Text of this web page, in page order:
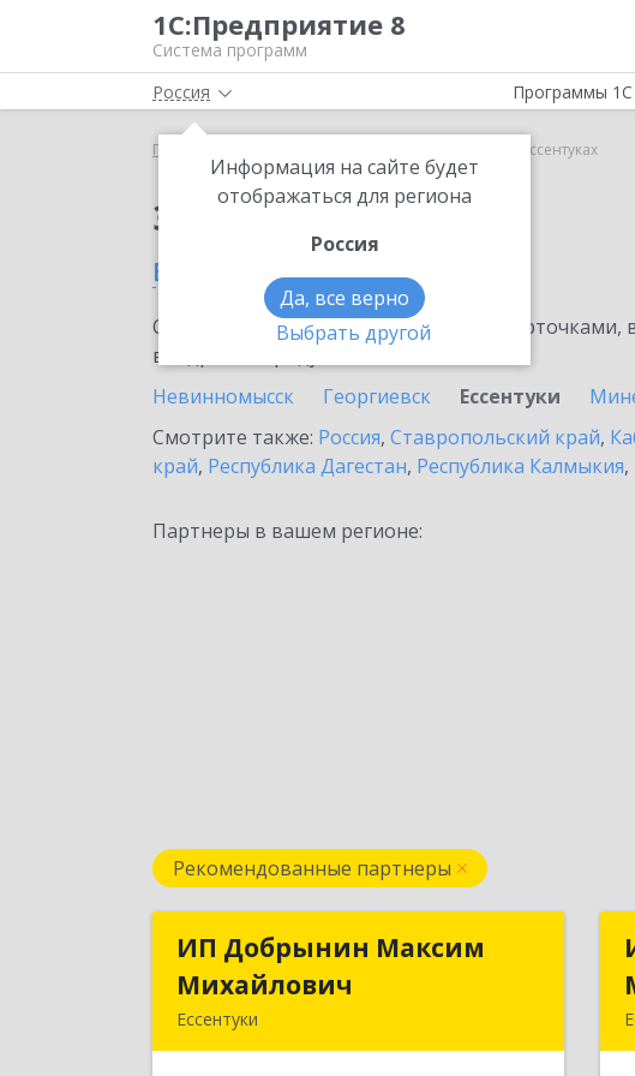
1С:Предприятие 8
Система программ
Россия
Информация на сайте будет
отображаться для региона
Россия
Да, все верно
Выбрать другой
Программы 1С
Главная 1С:МДЛП в Ессентуках
Заказать 1С:МДЛП
в Ессентуках
Ознакомьтесь с информационными карточками,
внедрение продукта.
Невинномысск
Георгиевск Ессентуки
Смотрите также: Россия, Ставропольский край,
край, Республика Дагестан, Республика Калмыкия,
Партнеры в вашем регионе:
Рекомендованные партнеры
ИП Добрынин Максим
Михайлович
Ессентуки
ИП Добрынин Максим